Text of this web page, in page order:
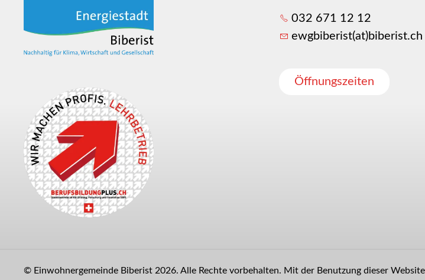
032 671 12 12
ewgbiberist(at)biberist.ch
Öffnungszeiten
© Einwohnergemeinde Biberist 2026. Alle Rechte vorbehalten. Mit der Benutzung dieser Website